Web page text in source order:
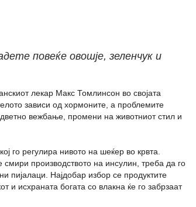
повеќе овошје, зеленчук и
лекар Макс Томлинсон во својата
зависи од хормоните, а проблемите
вежбање, промени на животниот стил и
го регулира нивото на шеќер во крвта.
смири производството на инсулин, треба да го
пијалаци. Најдобар избор се продуктите
и исхраната богата со влакна ќе го забрзаат